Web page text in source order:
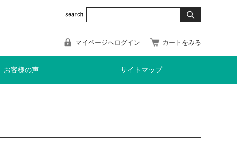
マイページへログイン カートをみる
お客様の声 サイトマップ